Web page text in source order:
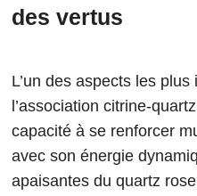
des vertus
L’un des aspects les
l’association citrine-
capacité à se renforcer
avec son énergie
apaisantes du quartz